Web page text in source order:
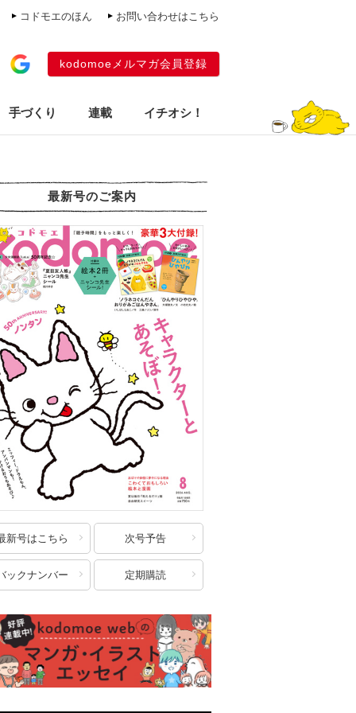
コドモエのほん お問い合わせはこちら
kodomoeメルマガ会員登録
手づくり 連載 イチオシ！
最新号のご案内
新号はこちら 次号予告
ックナンバー 定期購読